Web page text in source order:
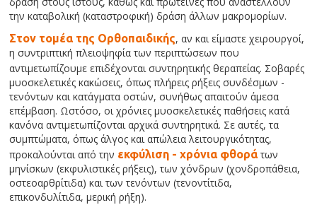
την καταβολική (καταστροφική) δράση άλλων μακρομορίων.
Στον τομέα της Ορθοπαιδικής, αν και είμαστε χειρουργοί,
η συντριπτική πλειοψηφία των περιπτώσεων που
αντιμετωπίζουμε επιδέχονται συντηρητικής θεραπείας. Σοβαρές
μυοσκελετικές κακώσεις, όπως πλήρεις ρήξεις συνδέσμων -
τενόντων και κατάγματα οστών, συνήθως απαιτούν άμεσα
επέμβαση. Ωστόσο, οι χρόνιες μυοσκελετικές παθήσεις κατά
κανόνα αντιμετωπίζονται αρχικά συντηρητικά. Σε αυτές, τα
συμπτώματα, όπως άλγος και απώλεια λειτουργικότητας,
προκαλούνται από την εκφύλιση - χρόνια φθοράτων
μηνίσκων (εκφυλιστικές ρήξεις), των χόνδρων (χονδροπάθεια,
οστεοαρθρίτιδα) και των τενόντων (τενοντίτιδα,
επικονδυλίτιδα, μερική ρήξη).